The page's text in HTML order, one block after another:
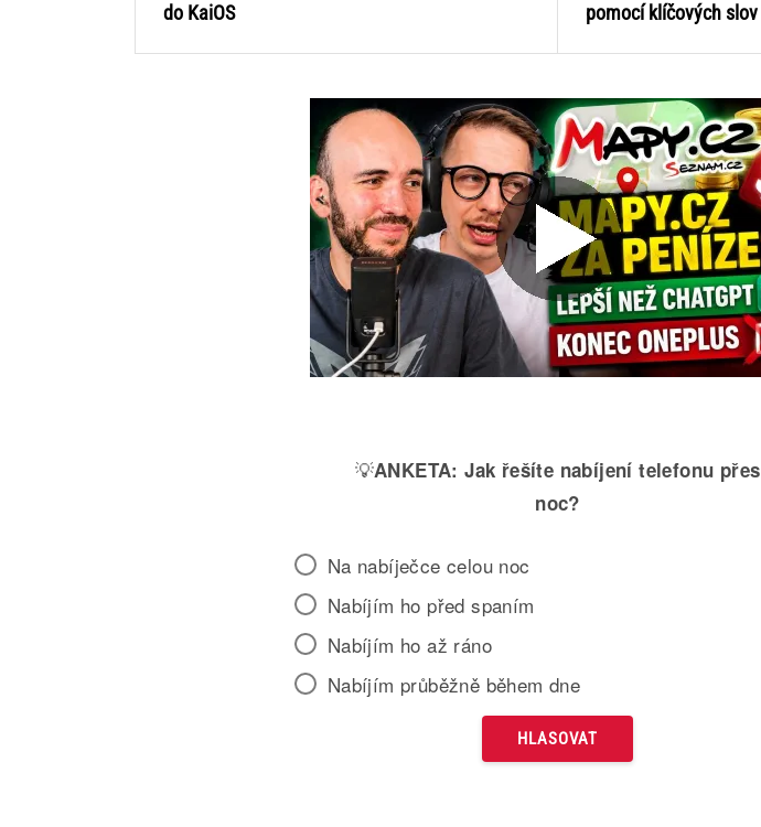
do KaiOS
pomocí klíčových slov
💡ANKETA: Jak řešíte nabíjení telefonu přes
noc?
Na nabíječce celou noc
Nabíjím ho před spaním
Nabíjím ho až ráno
Nabíjím průběžně během dne